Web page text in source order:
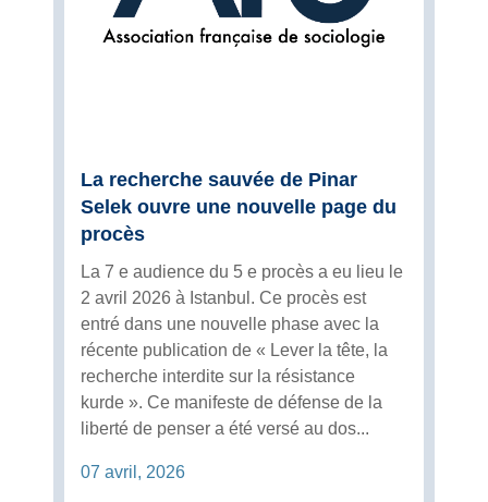
La recherche sauvée de Pinar
Selek ouvre une nouvelle page du
procès
La 7 e audience du 5 e procès a eu lieu le
2 avril 2026 à Istanbul. Ce procès est
entré dans une nouvelle phase avec la
récente publication de « Lever la tête, la
recherche interdite sur la résistance
kurde ». Ce manifeste de défense de la
liberté de penser a été versé au dos...
07 avril, 2026